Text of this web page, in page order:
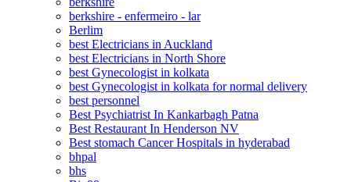
berkshire - enfermeiro - lar
Berlim
best Electricians in Auckland
best Electricians in North Shore
best Gynecologist in kolkata
best Gynecologist in kolkata for normal delivery
best personnel
Best Psychiatrist In Kankarbagh Patna
Best Restaurant In Henderson NV
Best stomach Cancer Hospitals in hyderabad
bhpal
bhs